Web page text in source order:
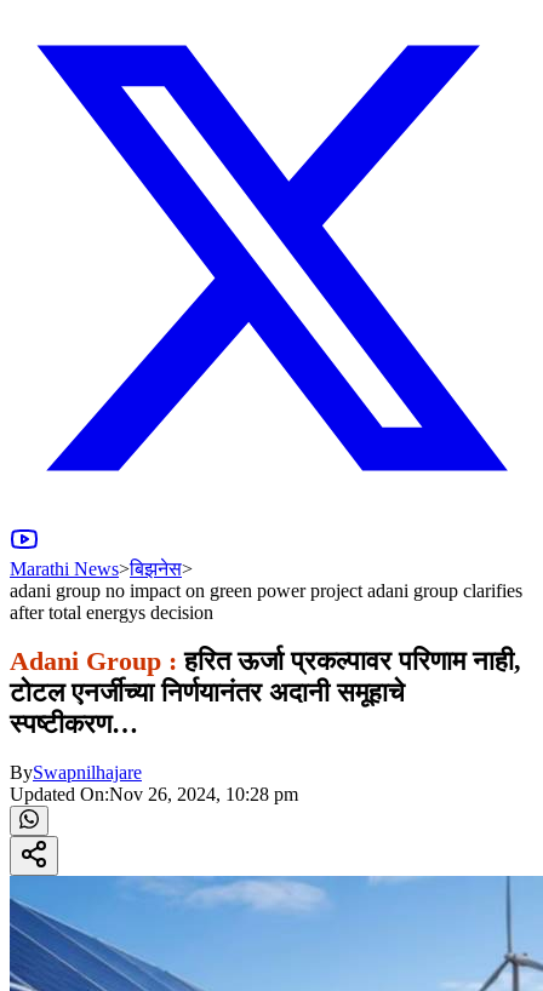
Marathi News>बिझनेस>
adani group no impact on green power project adani group clarifies
after total energys decision
Adani Group : हरित ऊर्जा प्रकल्पावर परिणाम नाही,
टोटल एनर्जीच्या निर्णयानंतर अदानी समूहाचे
स्पष्टीकरण…
BySwapnilhajare
Updated On:Nov 26, 2024, 10:28 pm